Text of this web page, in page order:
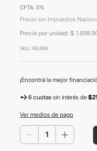
CFTA: 0%
Precio sin Impuestos
Precio por unidad: $
SKU:742496
¡Encontrá la mejor
6 cuotas sin interésde
Ver medios de pago
＋
－
7
mochila
10. tom ford